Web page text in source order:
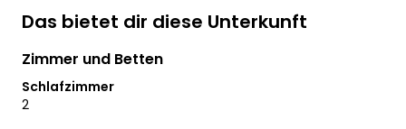
Das bietet dir diese Unterkunft
Zimmer und Betten
Schlafzimmer
2